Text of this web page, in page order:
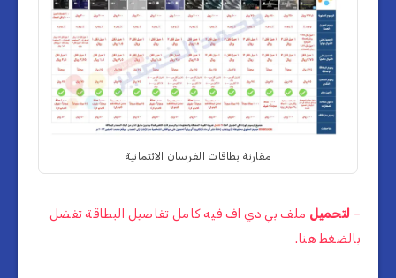
مقارنة بطاقات الفرسان الائتمانية
– لتحميل ملف بي دي اف فيه كامل تفاصيل البطاقة تفضل
بالضغط هنا.